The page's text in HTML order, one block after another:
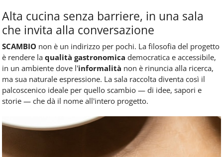
Alta cucina senza barriere, in una sala
che invita alla conversazione
SCAMBIO non è un indirizzo per pochi. La filosofia del progetto
è rendere la qualità gastronomica democratica e accessibile,
in un ambiente dove l'informalità non è rinuncia alla ricerca,
ma sua naturale espressione. La sala raccolta diventa così il
palcoscenico ideale per quello scambio — di idee, sapori e
storie — che dà il nome all'intero progetto.